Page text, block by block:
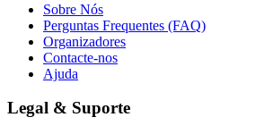
Sobre Nós
Perguntas Frequentes (FAQ)
Organizadores
Contacte-nos
Ajuda
Legal & Suporte